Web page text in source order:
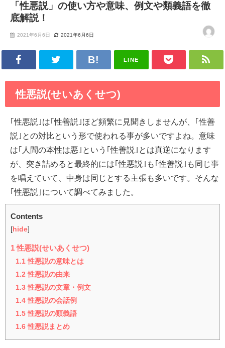
「性悪説」の使い方や意味、例文や類義語を徹
底解説！
2021年6月6日 2021年6月6日
LINE
性悪説(せいあくせつ)
｢性悪説｣は｢性善説｣ほど頻繁に見聞きしませんが、｢性善
説｣との対比という形で使われる事が多いですよね。意味
は｢人間の本性は悪｣という｢性善説｣とは真逆になります
が、突き詰めると最終的には｢性悪説｣も｢性善説｣も同じ事
を唱えていて、中身は同じとする主張も多いです。そんな
｢性悪説｣について調べてみました。
Contents
[ hide]
1 性悪説(せいあくせつ)
1.1 性悪説の意味とは
1.2 性悪説の由来
1.3 性悪説の文章・例文
1.4 性悪説の会話例
1.5 性悪説の類義語
1.6 性悪説まとめ